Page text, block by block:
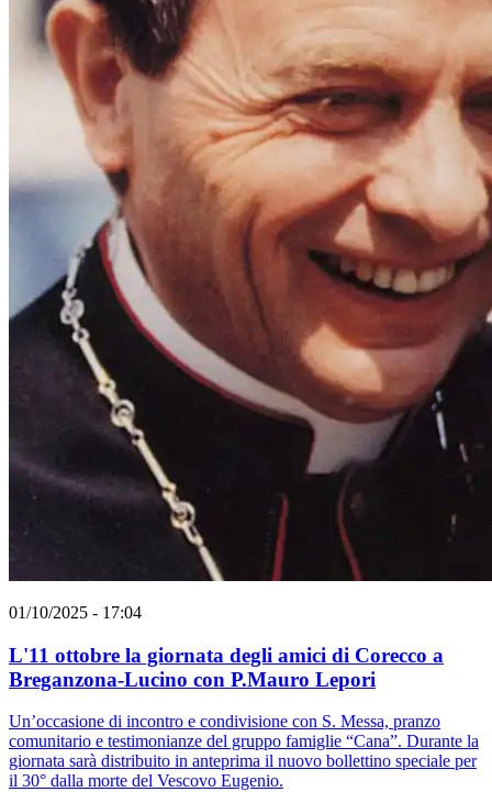
01/10/2025 - 17:04
L'11 ottobre la giornata degli amici di Corecco a
Breganzona-Lucino con P.Mauro Lepori
Un’occasione di incontro e condivisione con S. Messa, pranzo
comunitario e testimonianze del gruppo famiglie “Cana”. Durante la
giornata sarà distribuito in anteprima il nuovo bollettino speciale per
il 30° dalla morte del Vescovo Eugenio.